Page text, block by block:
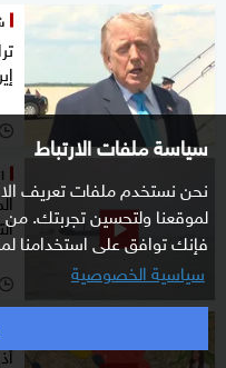
سياسة ملفات الارتباط
نحن نستخدم ملفات تعريف
لموقعنا ولتحسين تجربتك. من
فإنك توافق على استخدامنا
سياسية الخصوصية
l
l